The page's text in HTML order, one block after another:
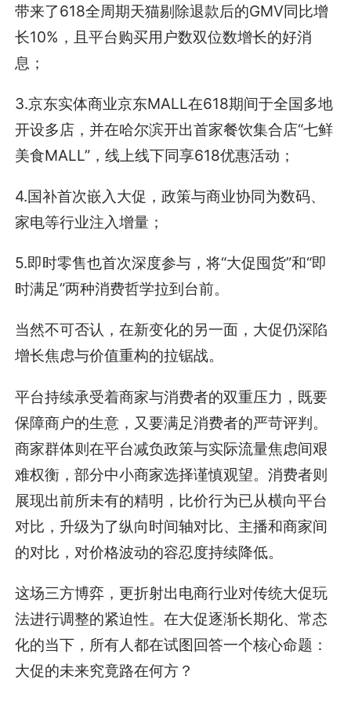
带来了618全周期天猫剔除退款后的GMV同比增
长10%，且平台购买用户数双位数增长的好消
息；
3.京东实体商业京东MALL在618期间于全国多地
开设多店，并在哈尔滨开出首家餐饮集合店“七鲜
美食MALL”，线上线下同享618优惠活动；
4.国补首次嵌入大促，政策与商业协同为数码、
家电等行业注入增量；
5.即时零售也首次深度参与，将“大促囤货”和“即
时满足”两种消费哲学拉到台前。
当然不可否认，在新变化的另一面，大促仍深陷
增长焦虑与价值重构的拉锯战。
平台持续承受着商家与消费者的双重压力，既要
保障商户的生意，又要满足消费者的严苛评判。
商家群体则在平台减负政策与实际流量焦虑间艰
难权衡，部分中小商家选择谨慎观望。消费者则
展现出前所未有的精明，比价行为已从横向平台
对比，升级为了纵向时间轴对比、主播和商家间
的对比，对价格波动的容忍度持续降低。
这场三方博弈，更折射出电商行业对传统大促玩
法进行调整的紧迫性。在大促逐渐长期化、常态
化的当下，所有人都在试图回答一个核心命题：
大促的未来究竟路在何方？